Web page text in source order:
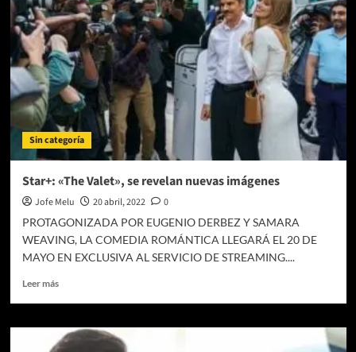
de
la
nueva
temporada
de
LOL
México!
Sin categoría
Star+: «The Valet», se revelan nuevas imágenes
Jofe Melu 20 abril, 2022
0
PROTAGONIZADA POR EUGENIO DERBEZ Y SAMARA
WEAVING, LA COMEDIA ROMÁNTICA LLEGARÁ EL 20 DE
MAYO EN EXCLUSIVA AL SERVICIO DE STREAMING....
Leer másLeer
Star+:
«The